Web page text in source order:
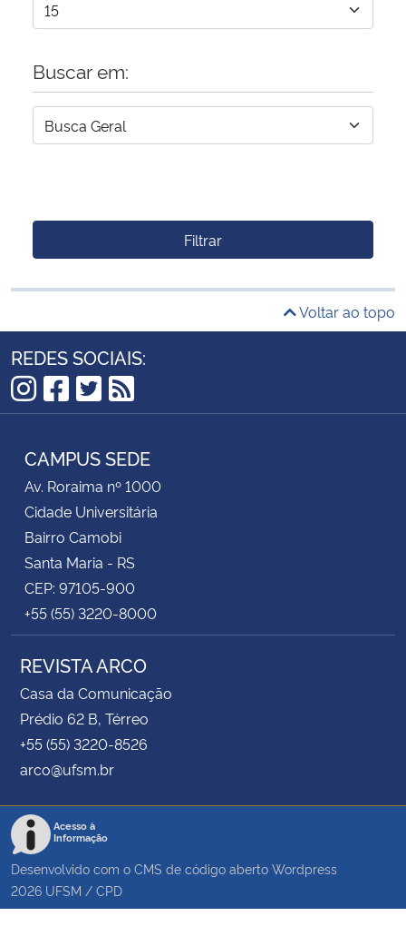
Buscar em:
Filtrar
Voltar ao topo
REDES SOCIAIS:
Instagram
Facebook
Twitter
RSS
CAMPUS SEDE
Av. Roraima nº 1000
Cidade Universitária
Bairro Camobi
Santa Maria - RS
CEP: 97105-900
+55 (55) 3220-8000
REVISTA ARCO
Casa da Comunicação
Prédio 62 B, Térreo
+55 (55) 3220-8526
arco@ufsm.br
Acesso à
Informação
Desenvolvido com o CMS de código aberto Wordpress
2026 UFSM / CPD